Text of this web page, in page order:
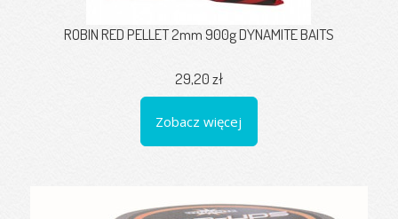
ROBIN RED PELLET 2mm 900g DYNAMITE BAITS
29,20 zł
Zobacz więcej